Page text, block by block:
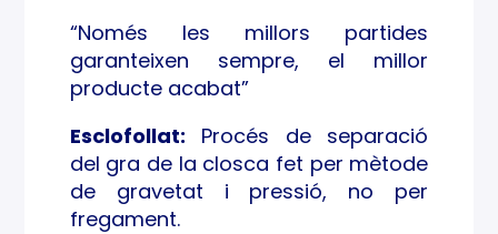
“Només les millors partides
garanteixen sempre, el millor
producte acabat”
Esclofollat: Procés de separació
del gra de la closca fet per mètode
de gravetat i pressió, no per
fregament.